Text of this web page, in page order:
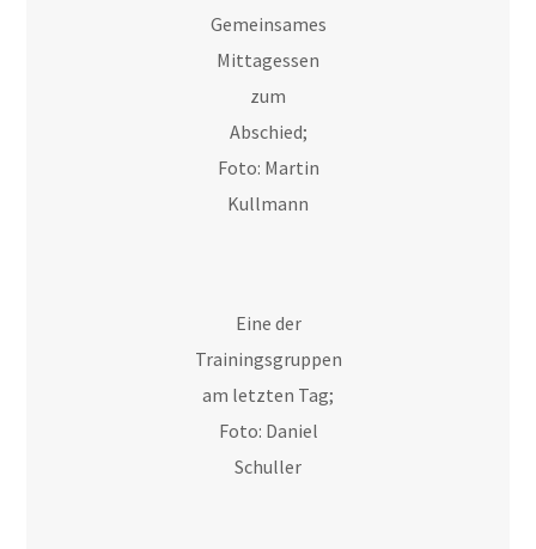
Gemeinsames
Mittagessen
zum
Abschied;
Foto: Martin
Kullmann
Eine der
Trainingsgruppen
am letzten Tag;
Foto: Daniel
Schuller